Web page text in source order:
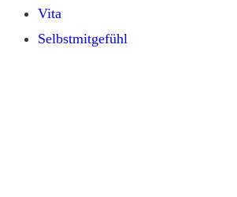
Vita
Selbstmitgefühl